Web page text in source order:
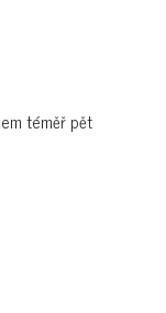
téměř pět